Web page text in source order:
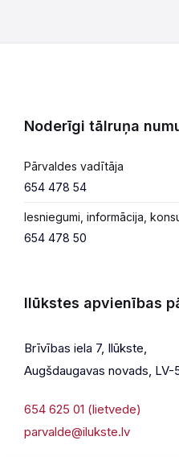
Noderīgi tālruņa
Pārvaldes vadītāja
654 478 54
Iesniegumi, informācija,
654 478 50
Ilūkstes apvienības
Brīvības iela 7, Ilūkste,
Augšdaugavas novads, LV-
654 625 01 (lietvede)
parvalde@ilukste.lv